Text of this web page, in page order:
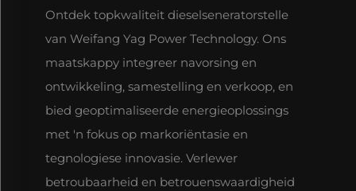
Ontdek topkwaliteit dieselseneratorstelle
van Weifang Yag Power Technology. Ons
maatskappy integreer navorsing en
ontwikkeling, samestelling en verkoop, en
bied geoptimaliseerde energieoplossings
met 'n fokus op markoriëntasie en
tegnologiese innovasie. Verlewer
betroubaarheid en betrouenswaardigheid